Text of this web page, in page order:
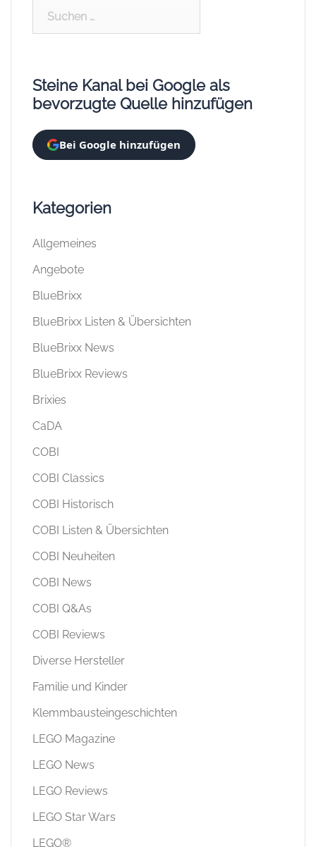
Steine Kanal bei Google als
bevorzugte Quelle hinzufügen
Bei Google hinzufügen
Kategorien
Allgemeines
Angebote
BlueBrixx
BlueBrixx Listen & Übersichten
BlueBrixx News
BlueBrixx Reviews
Brixies
CaDA
COBI
COBI Classics
COBI Historisch
COBI Listen & Übersichten
COBI Neuheiten
COBI News
COBI Q&As
COBI Reviews
Diverse Hersteller
Familie und Kinder
Klemmbausteingeschichten
LEGO Magazine
LEGO News
LEGO Reviews
LEGO Star Wars
LEGO®